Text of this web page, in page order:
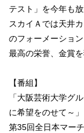
テスト」を今年も放
スカイＡでは天井
のフォーメーション
最高の栄誉、金賞
【番組】
「大阪芸術大学グ
に希望をのせて～」
第35回全日本マー